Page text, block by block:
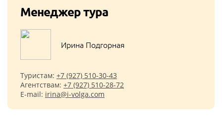
Менеджер тура
Ирина Подгорная
Туристам: +7 (927) 510-30-43
Агентствам: +7 (927) 510-28-72
E-mail: irina@i-volga.com